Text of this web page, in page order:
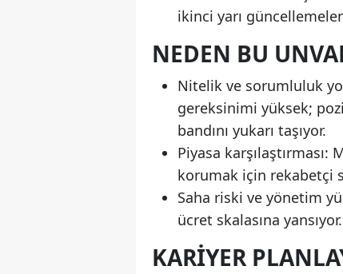
ikinci yarı
NEDEN BU
Nitelik ve sorumluluk
gereksinimi yüksek;
bandını yukarı taşıyor.
Piyasa
korumak için rekabetçi
Saha riski ve yönetim
ücret skalasına yansıyor.
KARIYER